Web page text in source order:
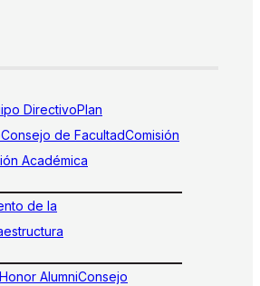
DirectivoPlan
Consejo de FacultadComisión
Académica
de la
AlumniConsejo